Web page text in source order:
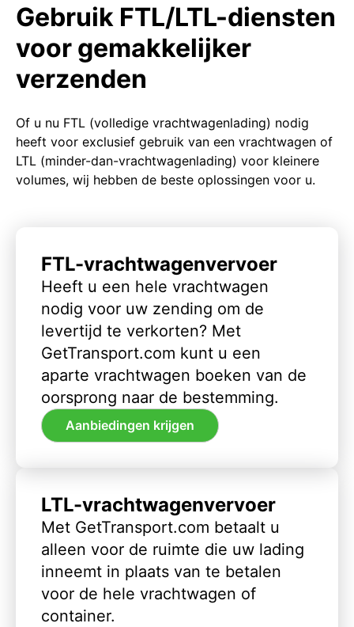
Gebruik FTL/LTL-diensten
voor gemakkelijker
verzenden
Of u nu FTL (volledige vrachtwagenlading) nodig
heeft voor exclusief gebruik van een vrachtwagen of
LTL (minder-dan-vrachtwagenlading) voor kleinere
volumes, wij hebben de beste oplossingen voor u.
FTL-vrachtwagenvervoer
Heeft u een hele vrachtwagen
nodig voor uw zending om de
levertijd te verkorten? Met
GetTransport.com kunt u een
aparte vrachtwagen boeken van de
oorsprong naar de bestemming.
Aanbiedingen krijgen
LTL-vrachtwagenvervoer
Met GetTransport.com betaalt u
alleen voor de ruimte die uw lading
inneemt in plaats van te betalen
voor de hele vrachtwagen of
container.